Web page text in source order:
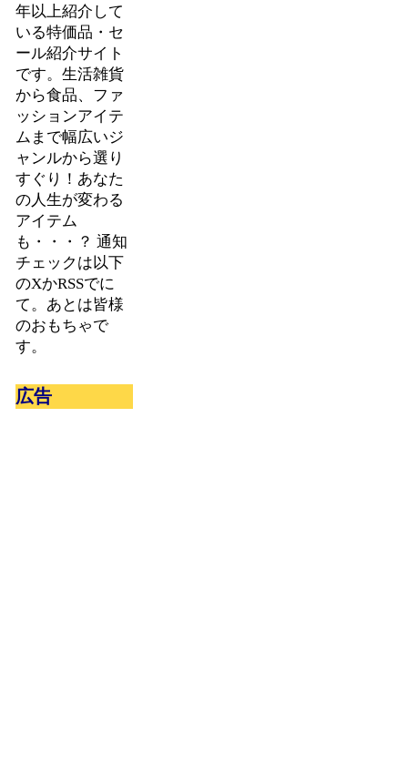
年以上紹介して
いる特価品・セ
ール紹介サイト
です。生活雑貨
から食品、ファ
ッションアイテ
ムまで幅広いジ
ャンルから選り
すぐり！あなた
の人生が変わる
アイテム
も・・・？ 通知
チェックは以下
のXかRSSでに
て。あとは皆様
のおもちゃで
す。
広告